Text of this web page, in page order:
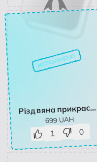
ИСПОЛНЕНО
Різдвяна прикраса Колір білий - SINSAY - 646BY-00R
699 UAH
1 0